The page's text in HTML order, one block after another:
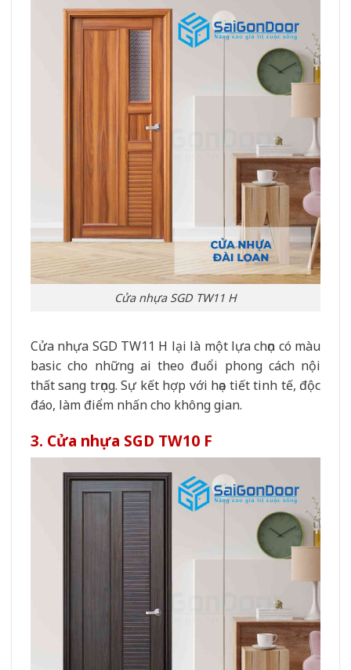
Cửa nhựa SGD TW11 H
Cửa nhựa SGD TW11 H lại là một lựa chọn có màu
basic cho những ai theo đuổi phong cách nội
thất sang trọng. Sự kết hợp với họa tiết tinh tế, độc
đáo, làm điểm nhấn cho không gian.
3. Cửa nhựa SGD TW10 F